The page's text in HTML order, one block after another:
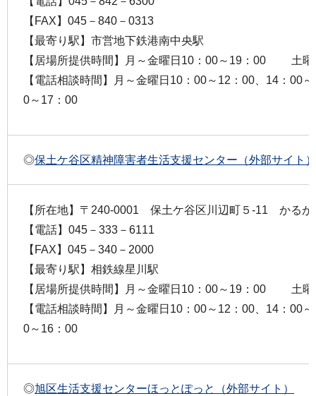
【FAX】045－840－0313
【最寄り駅】市営地下鉄港南中央駅
【居場所提供時間】月～金曜日10：00～19：00 土曜
【電話相談時間】月～金曜日10：00～12：00、14：
0～17：00
◎保土ケ谷区精神障害者生活支援センター（外部サイト）
【所在地】〒240-0001 保土ケ谷区川辺町５-11 かるが
【電話】045－333－6111
【FAX】045－340－2000
【最寄り駅】相鉄線星川駅
【居場所提供時間】月～金曜日10：00～19：00 土曜
【電話相談時間】月～金曜日10：00～12：00、14：
0～16：00
◎旭区生活支援センターほっとぽっと（外部サイト）